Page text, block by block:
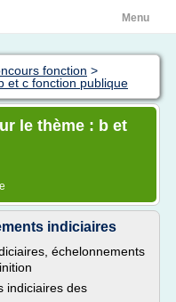
Menu
fonction >
et c fonction publique
le thème : b et
indiciaires
échelonnements
indiciaires des